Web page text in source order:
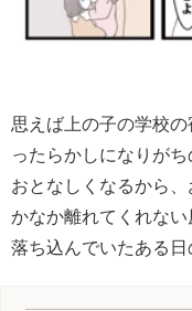
思えば上の子の学校
ったらかしになりが
おとなしくなるから
かなか離れてくれな
落ち込んでいたある